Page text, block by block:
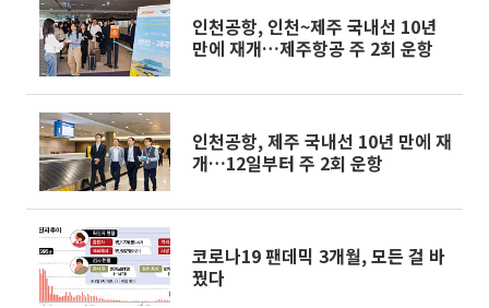
인천공항, 인천~제주 국내선 10년
만에 재개…제주항공 주 2회 운항
인천공항, 제주 국내선 10년 만에 재
개…12일부터 주 2회 운항
코로나19 팬데믹 3개월, 모든 걸 바
꿨다